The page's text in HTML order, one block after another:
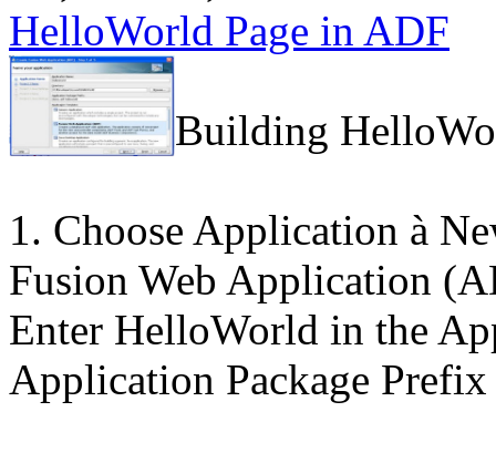
HelloWorld Page in ADF
Building
1. Choose Application à
Fusion Web Application
Enter HelloWorld in the
Application Package